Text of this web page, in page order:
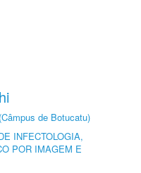
de Botucatu)
INFECTOLOGIA,
POR IMAGEM E